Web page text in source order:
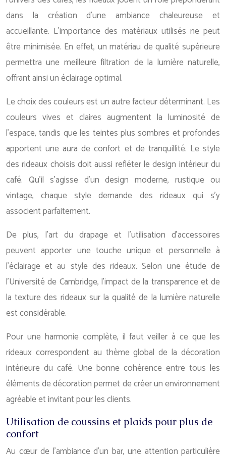
dans la création d’une ambiance chaleureuse et
accueillante. L’importance des matériaux utilisés ne peut
être minimisée. En effet, un matériau de qualité supérieure
permettra une meilleure filtration de la lumière naturelle,
offrant ainsi un éclairage optimal.
Le choix des couleurs est un autre facteur déterminant. Les
couleurs vives et claires augmentent la luminosité de
l’espace, tandis que les teintes plus sombres et profondes
apportent une aura de confort et de tranquillité. Le style
des rideaux choisis doit aussi refléter le design intérieur du
café. Qu’il s’agisse d’un design moderne, rustique ou
vintage, chaque style demande des rideaux qui s’y
associent parfaitement.
De plus, l’art du drapage et l’utilisation d’accessoires
peuvent apporter une touche unique et personnelle à
l’éclairage et au style des rideaux. Selon une étude de
l’Université de Cambridge, l’impact de la transparence et de
la texture des rideaux sur la qualité de la lumière naturelle
est considérable.
Pour une harmonie complète, il faut veiller à ce que les
rideaux correspondent au thème global de la décoration
intérieure du café. Une bonne cohérence entre tous les
éléments de décoration permet de créer un environnement
agréable et invitant pour les clients.
Utilisation de coussins et plaids pour plus de
confort
Au cœur de l’ambiance d’un bar, une attention particulière